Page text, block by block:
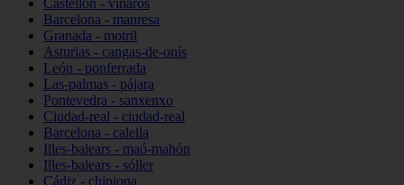
Castellón - vinaròs
Barcelona - manresa
Granada - motril
Asturias - cangas-de-onís
León - ponferrada
Las-palmas - pájara
Pontevedra - sanxenxo
Ciudad-real - ciudad-real
Barcelona - calella
Illes-balears - maó-mahón
Illes-balears - sóller
Cádiz - chipiona